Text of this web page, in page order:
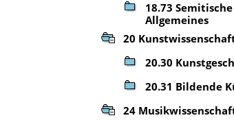
18.73
Allgemeines
20
20.30
20.31 Bildende
24